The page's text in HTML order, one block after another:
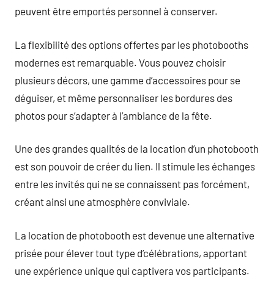
peuvent être emportés personnel à conserver.
La flexibilité des options offertes par les photobooths
modernes est remarquable. Vous pouvez choisir
plusieurs décors, une gamme d’accessoires pour se
déguiser, et même personnaliser les bordures des
photos pour s’adapter à l’ambiance de la fête.
Une des grandes qualités de la location d’un photobooth
est son pouvoir de créer du lien. Il stimule les échanges
entre les invités qui ne se connaissent pas forcément,
créant ainsi une atmosphère conviviale.
La location de photobooth est devenue une alternative
prisée pour élever tout type d’célébrations, apportant
une expérience unique qui captivera vos participants.